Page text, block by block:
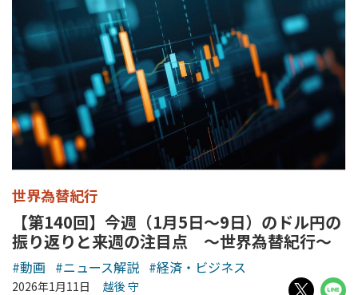
世界為替紀行
【第140回】今週（1月5日～9日）のドル円の
振り返りと来週の注目点 ～世界為替紀行～
#動画 #ニュース解説 #経済・ビジネス
2026年1月11日 越後 守